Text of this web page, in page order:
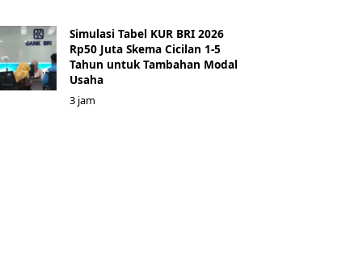
Simulasi Tabel KUR BRI 2026
Rp50 Juta Skema Cicilan 1-5
Tahun untuk Tambahan Modal
Usaha
3 jam